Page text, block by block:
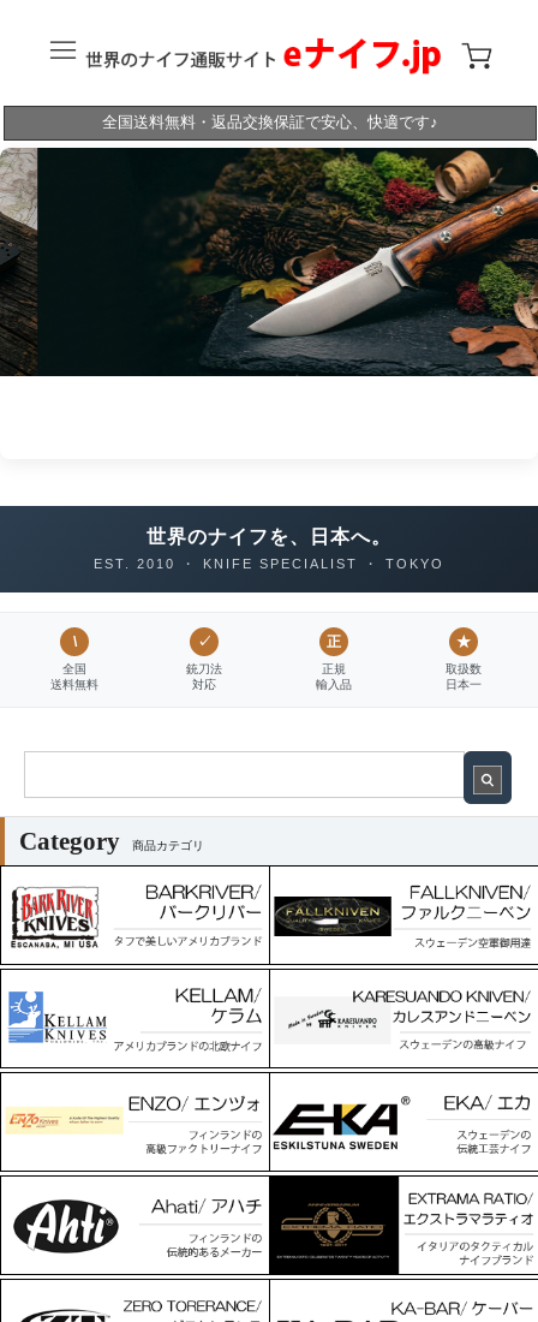
全国送料無料・返品交換保証で安心、快適です♪
世界のナイフを、日本へ。
EST. 2010 ・ KNIFE SPECIALIST ・ TOKYO
\
全国
送料無料
✓
銃刀法
対応
正
正規
輸入品
★
取扱数
日本一
Category 商品カテゴリ